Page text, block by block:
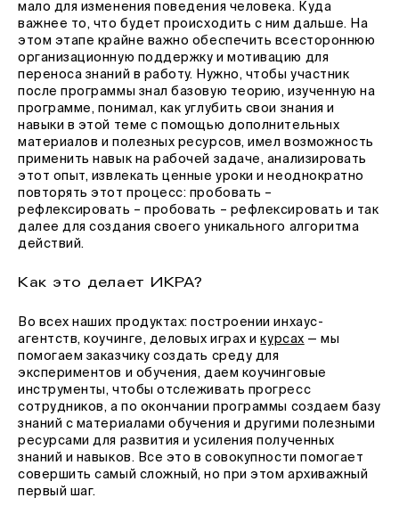
мало для изменения поведения человека. Куда
важнее то, что будет происходить с ним дальше. На
этом этапе крайне важно обеспечить всестороннюю
организационную поддержку и мотивацию для
переноса знаний в работу. Нужно, чтобы участник
после программы знал базовую теорию, изученную на
программе, понимал, как углубить свои знания и
навыки в этой теме с помощью дополнительных
материалов и полезных ресурсов, имел возможность
применить навык на рабочей задаче, анализировать
этот опыт, извлекать ценные уроки и неоднократно
повторять этот процесс: пробовать –
рефлексировать – пробовать – рефлексировать и так
далее для создания своего уникального алгоритма
действий.
Как это делает ИКРА?
Во всех наших продуктах: построении инхаус-
агентств, коучинге, деловых играх икурсах — мы
помогаем заказчику создать среду для
экспериментов и обучения, даем коучинговые
инструменты, чтобы отслеживать прогресс
сотрудников, а по окончании программы создаем базу
знаний с материалами обучения и другими полезными
ресурсами для развития и усиления полученных
знаний и навыков. Все это в совокупности помогает
совершить самый сложный, но при этом архиважный
первый шаг.